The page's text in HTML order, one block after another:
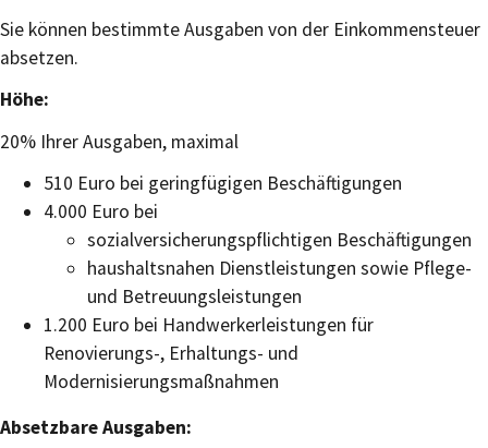
Sie können bestimmte Ausgaben von der Einkommensteuer
absetzen.
Höhe:
20% Ihrer Ausgaben, maximal
510 Euro bei geringfügigen Beschäftigungen
4.000 Euro bei
sozialversicherungspflichtigen Beschäftigungen
haushaltsnahen Dienstleistungen sowie Pflege-
und Betreuungsleistungen
1.200 Euro bei Handwerkerleistungen für
Renovierungs-, Erhaltungs- und
Modernisierungsmaßnahmen
Absetzbare Ausgaben: